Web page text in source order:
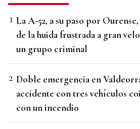
La A-52, a su paso por
de la huida frustrada a gran
un grupo criminal
Doble emergencia en
accidente con tres vehículos
con un incendio